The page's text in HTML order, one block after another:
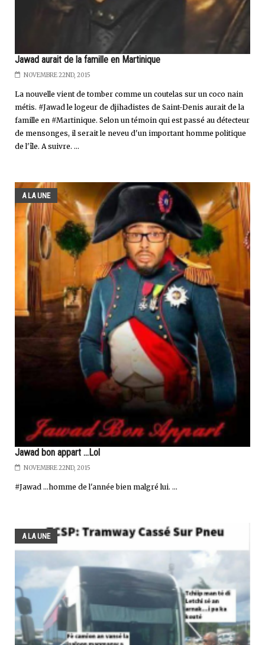
Jawad aurait de la famille en Martinique
NOVEMBRE 22ND, 2015
La nouvelle vient de tomber comme un coutelas sur un coco nain
métis. #Jawad le logeur de djihadistes de Saint-Denis aurait de la
famille en #Martinique. Selon un témoin qui est passé au détecteur
de mensonges, il serait le neveu d'un important homme politique
de l'île. A suivre. ...
A LA UNE
Jawad bon appart ...Lol
NOVEMBRE 22ND, 2015
#Jawad ...homme de l'année bien malgré lui. ...
A LA UNE